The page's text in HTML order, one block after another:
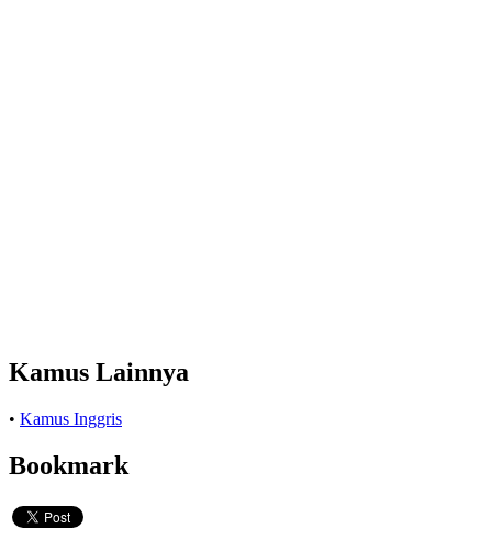
Kamus Lainnya
• Kamus Inggris
Bookmark